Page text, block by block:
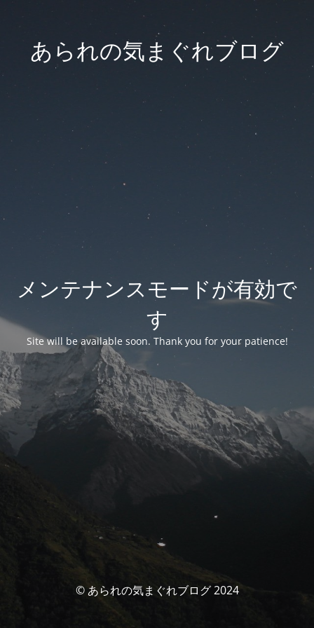
あられの気まぐれブログ
メンテナンスモードが有効で
す
Site will be available soon. Thank you for your patience!
© あられの気まぐれブログ 2024